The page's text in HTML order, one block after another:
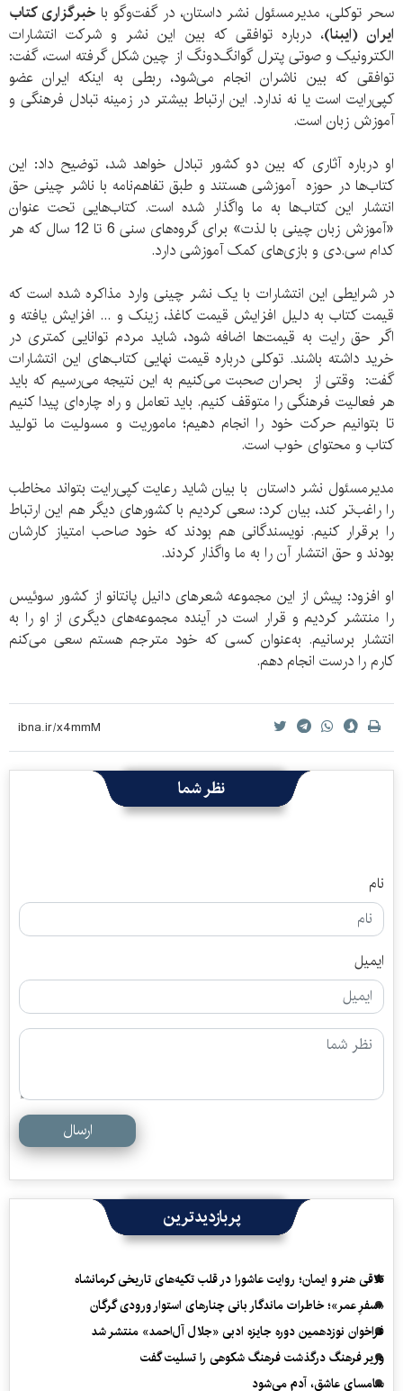
سحر توکلی، مدیرمسئول نشر داستان، در گفت‌وگو با خبرگزاری کتاب
ایران (ایبنا)، درباره توافقی که بین این نشر و شرکت انتشارات
الکترونیک و صوتی پترل گوانگ‌دونگ از چین شکل گرفته است، گفت:
توافقی که بین ناشران انجام می‌شود، ربطی به اینکه ایران عضو
کپی‌رایت است یا نه ندارد. این ارتباط بیشتر در زمینه تبادل فرهنگی و
آموزش زبان است.
او درباره آثاری که بین دو کشور تبادل خواهد شد،‌ توضیح داد: این
کتاب‌ها در حوزه آموزشی هستند و طبق تفاهم‌نامه با ناشر چینی حق
انتشار این کتاب‌ها به ما واگذار شده است. کتاب‌هایی تحت عنوان
«آموزش زبان چینی با لذت» برای گروه‌های سنی 6 تا 12 سال که هر
کدام سی.دی و بازی‌های کمک آموزشی دارد.
در شرایطی این انتشارات با یک نشر چینی وارد مذاکره شده است که
قیمت کتاب به دلیل افزایش قیمت کاغذ، زینک و ... افزایش یافته و
اگر حق رایت به قیمت‌ها اضافه شود، شاید مردم توانایی کمتری در
خرید داشته باشند. توکلی درباره قیمت نهایی کتاب‌های این انتشارات
گفت: وقتی از بحران صحبت می‌کنیم به این نتیجه می‌‎رسیم که باید
هر فعالیت فرهنگی را متوقف کنیم. باید تعامل و راه چاره‌ای پیدا کنیم
تا بتوانیم حرکت خود را انجام دهیم؛ ماموریت و مسولیت ما تولید
کتاب و محتوای خوب است.
مدیرمسئول نشر داستان با بیان شاید رعایت کپی‌رایت بتواند مخاطب
را راغب‌تر کند، بیان کرد: سعی کردیم با کشورهای دیگر هم این ارتباط
را برقرار کنیم. نویسندگانی هم بودند که خود صاحب امتیاز کارشان
بودند و حق انتشار آن را به ما واگذار کردند.
او افزود: پیش از این مجموعه شعرهای دانیل پانتانو از کشور سوئیس
را منتشر کردیم و قرار است در آینده مجموعه‌های دیگری از او را به
انتشار برسانیم. به‌عنوان کسی که خود مترجم هستم سعی می‌کنم
کارم را درست انجام دهم.
نظر شما
نام
ایمیل
ارسال
پربازدیدترین
تلاقی هنر و ایمان؛ روایت عاشورا در قلب تکیه‌های تاریخی کرمانشاه
«سفرِ عمر»؛ خاطرات ماندگار بانی چنارهای استوار ورودی گرگان
فراخوان نوزدهمین دوره جایزه ادبی «جلال آل‌احمد» منتشر شد
وزیر فرهنگ درگذشت فرهنگ شکوهی را تسلیت گفت
سامسای عاشق، آدم می‌شود